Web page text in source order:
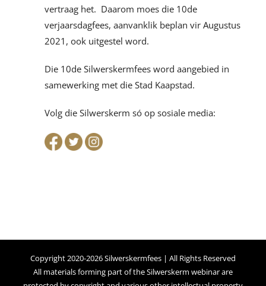
vertraag het. Daarom moes die 10de
verjaarsdagfees, aanvanklik beplan vir Augustus
2021, ook uitgestel word.
Die 10de Silwerskermfees word aangebied in
samewerking met die Stad Kaapstad.
Volg die Silwerskerm só op sosiale media:
Copyright 2020-2026 Silwerskermfees | All Rights Reserved
All materials forming part of the Silwerskerm webinar are